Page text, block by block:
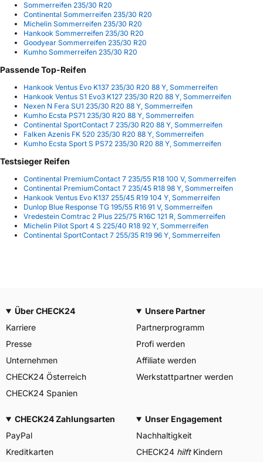
Sommerreifen 235/30 R20
Continental Sommerreifen 235/30 R20
Michelin Sommerreifen 235/30 R20
Hankook Sommerreifen 235/30 R20
Goodyear Sommerreifen 235/30 R20
Kumho Sommerreifen 235/30 R20
Passende Top-Reifen
Hankook Ventus Evo K137 235/30 R20 88 Y, Sommerreifen
Hankook Ventus S1 Evo3 K127 235/30 R20 88 Y, Sommerreifen
Nexen N Fera SU1 235/30 R20 88 Y, Sommerreifen
Kumho Ecsta PS71 235/30 R20 88 Y, Sommerreifen
Continental SportContact 7 235/30 R20 88 Y, Sommerreifen
Falken Azenis FK 520 235/30 R20 88 Y, Sommerreifen
Kumho Ecsta Sport S PS72 235/30 R20 88 Y, Sommerreifen
Testsieger Reifen
Continental PremiumContact 7 235/55 R18 100 V, Sommerreifen
Continental PremiumContact 7 235/45 R18 98 Y, Sommerreifen
Hankook Ventus Evo K137 255/45 R19 104 Y, Sommerreifen
Dunlop Blue Response TG 195/55 R16 91 V, Sommerreifen
Vredestein Comtrac 2 Plus 225/75 R16C 121 R, Sommerreifen
Michelin Pilot Sport 4 S 225/40 R18 92 Y, Sommerreifen
Continental SportContact 7 255/35 R19 96 Y, Sommerreifen
Über CHECK24
Karriere
Presse
Unternehmen
CHECK24 Österreich
CHECK24 Spanien
Unsere Partner
Partnerprogramm
Profi werden
Affiliate werden
Werkstattpartner werden
CHECK24 Zahlungsarten
PayPal
Kreditkarten
Unser Engagement
Nachhaltigkeit
CHECK24 hilftKindern